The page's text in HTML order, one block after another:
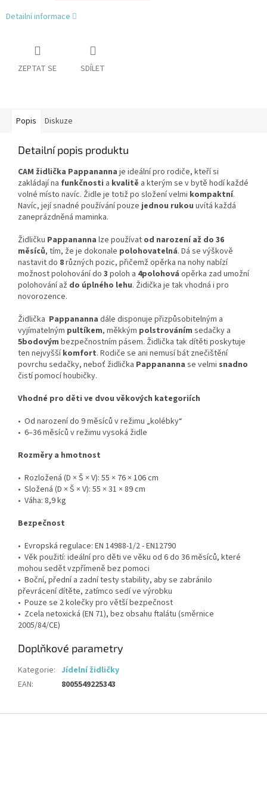
Detailní informace
ZEPTAT SE SDÍLET
Popis Diskuze
Detailní popis produktu
CAM židlička Pappananna je ideální pro rodiče, kteří si
zakládají na funkčnosti a kvalitě a kterým se v bytě hodí každé
volné místo navíc. Židle je totiž po složení velmi kompaktní.
Navíc, její snadné používání pouzejednou rukou uvítá každá
zaneprázdněná maminka.
Židličku Pappananna lze používat od narození až do 36
měsíců, tím, že je dokonale polohovatelná. Dá se výškově
nastavit do 8různých pozic, přičemž opěrka na nohy nabízí
možnost polohování do 3 poloh a 4polohová opěrka zad umožní
polohování až do úplného lehu. Židička je tak vhodná i pro
novorozence.
Židlička Pappananna dále disponuje přizpůsobitelným a
vyjímatelným pultíkem, měkkým polstrováním sedačky a
5bodovým bezpečnostním pásem. Židlička tak dítěti poskytuje
ten nejvyššíkomfort. Rodiče se ani nemusí bát znečištění
povrchu sedačky, neboť židlička Pappananna se velmi snadno
čistí pomocí houbičky.
Vhodné pro děti ve dvou věkových kategoriích
• Od narození do 9 měsíců v režimu „kolébky“
• 6–36 měsíců v režimu vysoká židle
Rozměry a hmotnost
• Rozložená (D × Š × V): 55 × 76 × 106 cm
• Složená (D × Š × V): 55 × 31 × 89 cm
• Váha: 8,9 kg
Bezpečnost
• Evropská regulace: EN 14988-1/2 - EN12790
• Věk použití: ideální pro děti ve věku od 6 do 36 měsíců, které
mohou sedět vzpřímeně bez pomoci
• Boční, přední a zadní testy stability, aby se zabránilo
převrácení dítěte, zatímco sedí ve výrobku
• Pouze se 2 kolečky pro větší bezpečnost
• Zcela netoxická (EN 71), bez obsahu ftalátu (směrnice
2005/84/CE)
Doplňkové parametry
Kategorie: Jídelní židličky
EAN: 8005549225343